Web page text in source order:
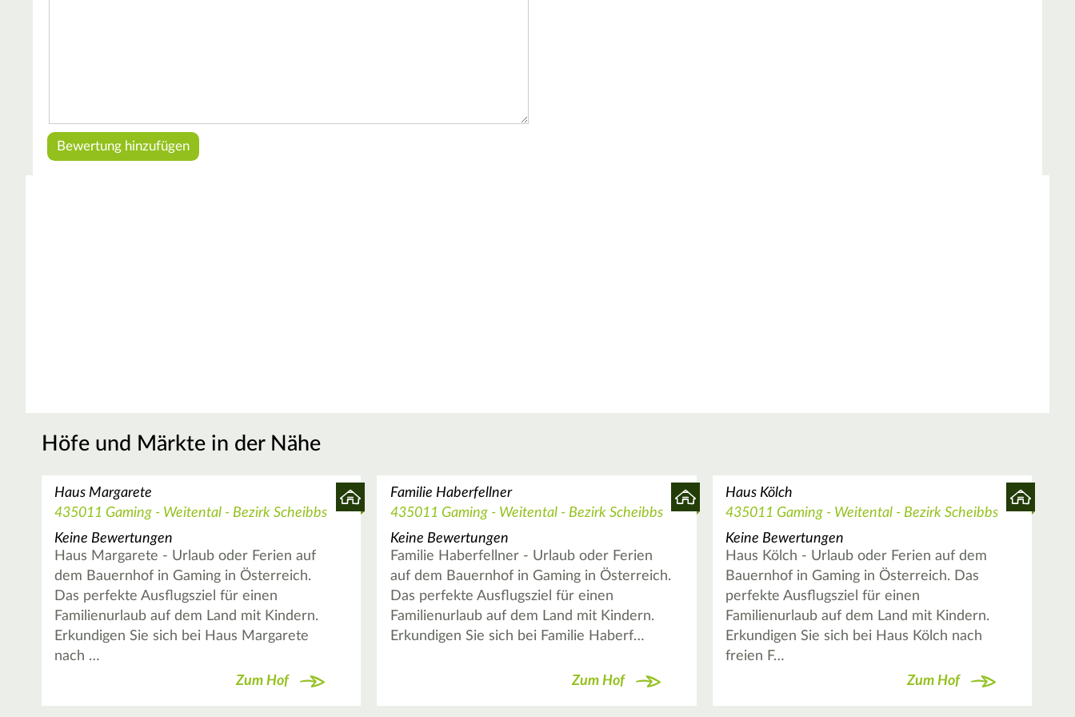
Höfe und Märkte in der Nähe
Haus Margarete
435011 Gaming - Weitental - Bezirk Scheibbs
Keine Bewertungen
Haus Margarete - Urlaub oder Ferien auf
dem Bauernhof in Gaming in Österreich.
Das perfekte Ausflugsziel für einen
Familienurlaub auf dem Land mit Kindern.
Erkundigen Sie sich bei Haus Margarete
nach …
Zum Hof
Familie Haberfellner
435011 Gaming - Weitental - Bezirk Scheibbs
Keine Bewertungen
Familie Haberfellner - Urlaub oder Ferien
auf dem Bauernhof in Gaming in Österreich.
Das perfekte Ausflugsziel für einen
Familienurlaub auf dem Land mit Kindern.
Erkundigen Sie sich bei Familie Haberf…
Zum Hof
Haus Kölch
435011 Gaming - Weitental - Bezirk Scheibbs
Keine Bewertungen
Haus Kölch - Urlaub oder Ferien auf dem
Bauernhof in Gaming in Österreich. Das
perfekte Ausflugsziel für einen
Familienurlaub auf dem Land mit Kindern.
Erkundigen Sie sich bei Haus Kölch nach
freien F…
Zum Hof